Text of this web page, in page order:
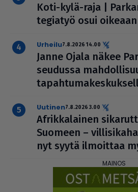
Koti-kylä-raja |
te­gi­a­työ osui
urheilu7.8.2026 14.00
Janne Ojala näkee
seu­dussa
uutinen7.8.2026 3.00
Afrik­ka­lai­nen
Suomeen –
nyt syytä ilmoittaa